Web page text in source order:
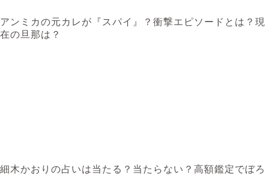
アンミカの元カレが『スパイ』？衝撃エピソードとは？現
在の旦那は？
細木かおりの占いは当たる？当たらない？高額鑑定でぼろ